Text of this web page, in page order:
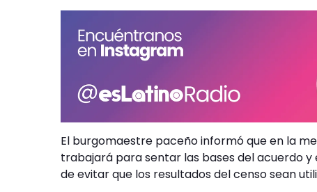
El burgomaestre paceño informó que en la
trabajará para sentar las bases del acuerdo
de evitar que los resultados del censo sean